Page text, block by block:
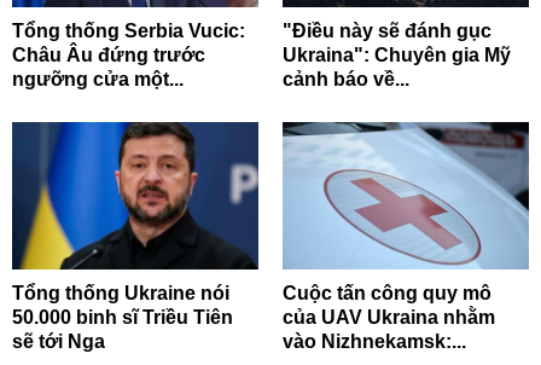
Tổng thống Serbia Vucic:
Châu Âu đứng trước
ngưỡng cửa một...
"Điều này sẽ đánh gục
Ukraina": Chuyên gia Mỹ
cảnh báo về...
Tổng thống Ukraine nói
50.000 binh sĩ Triều Tiên
sẽ tới Nga
Cuộc tấn công quy mô
của UAV Ukraina nhằm
vào Nizhnekamsk:...